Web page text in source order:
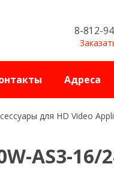
8-812-
Адреса
для HD Video
AS3-